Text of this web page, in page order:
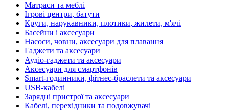
Матраси та меблі
Ігрові центри, батути
Круги, нарукавники, плотики, жилети, м'ячі
Басейни і аксесуари
Насоси, човни, аксесуари для плавання
Гаджети та аксесуари
Аудіо-гаджети та аксесуари
Аксесуари для смартфонів
Smart-годинники, фітнес-браслети та аксесуари
USB-кабелі
Зарядні пристрої та аксесуари
Кабелі, перехідники та подовжувачі